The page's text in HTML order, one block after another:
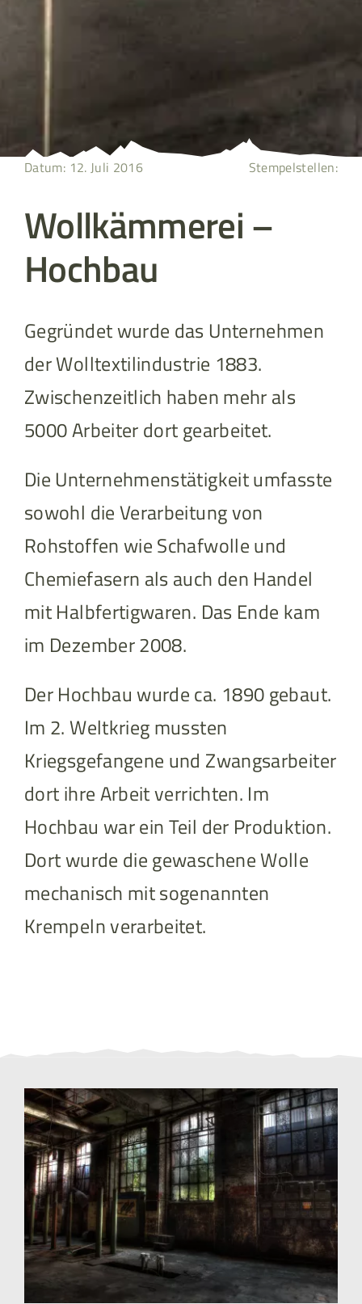
Datum: 12. Juli 2016 Stempelstellen:
Wollkämmerei –
Hochbau
Gegründet wurde das Unternehmen
der Wolltextilindustrie 1883.
Zwischenzeitlich haben mehr als
5000 Arbeiter dort gearbeitet.
Die Unternehmenstätigkeit umfasste
sowohl die Verarbeitung von
Rohstoffen wie Schafwolle und
Chemiefasern als auch den Handel
mit Halbfertigwaren. Das Ende kam
im Dezember 2008.
Der Hochbau wurde ca. 1890 gebaut.
Im 2. Weltkrieg mussten
Kriegsgefangene und Zwangsarbeiter
dort ihre Arbeit verrichten. Im
Hochbau war ein Teil der Produktion.
Dort wurde die gewaschene Wolle
mechanisch mit sogenannten
Krempeln verarbeitet.